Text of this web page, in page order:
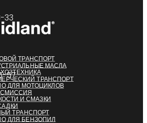
33
57
ТРАНСПОРТ
МАСЛА
ТРАНСПОРТ
ДЛЯ МОТОЦИКЛОВ
И СМАЗКИ
ТРАНСПОРТ
ДЛЯ БЕНЗОПИЛ